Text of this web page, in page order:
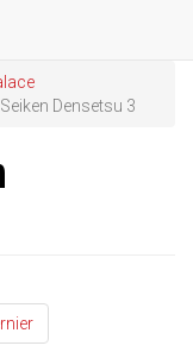
Seiken Densetsu 3